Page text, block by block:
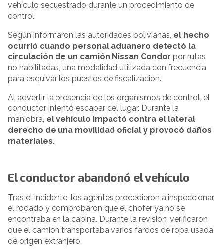
vehículo secuestrado durante un procedimiento de
control.
Según informaron las autoridades bolivianas, el hecho
ocurrió cuando personal aduanero detectó la
circulación de un camión Nissan Condor por rutas
no habilitadas, una modalidad utilizada con frecuencia
para esquivar los puestos de fiscalización.
Al advertir la presencia de los organismos de control, el
conductor intentó escapar del lugar. Durante la
maniobra, el vehículo impactó contra el lateral
derecho de una movilidad oficial y provocó daños
materiales.
El conductor abandonó el vehículo
Tras el incidente, los agentes procedieron a inspeccionar
el rodado y comprobaron que el chofer ya no se
encontraba en la cabina. Durante la revisión, verificaron
que el camión transportaba varios fardos de ropa usada
de origen extranjero.